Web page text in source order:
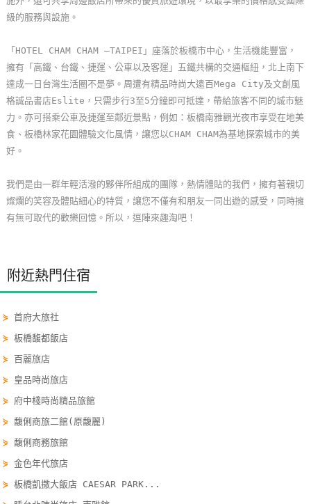
服
顧
客
滿
意
度
訂
單
管
會
帳
戶
客
服
聯
絡
級的服務與設施。
「HOTEL CHAM CHAM –TAIPEI」座落於板橋市中心，生活機能豐富，
擁有「高鐵、台鐵、捷運、公車以及客運」五鐵共構的交通樞紐，北上南下
達成一日台灣生活圈不是夢。周遭有精品時尚大遠百Mega City及文創風
格誠品書店Eslite，只需步行3至5分鐘即可抵達，帶給旅客不同的城市魅
力。亦可搭乘公車及捷運至鄰近景點，例如：板橋南雅觀光夜市享受在地美
食、板橋林家花園體驗文化風情，讓您以CHAM CHAM為基地探索城市的美
好。
我們是由一群年輕活潑的夥伴所組成的團隊，熱情體貼的我們，擁有著親切
燦爛的笑容及體貼細心的特質，讓您不僅有和朋友一同出遊的感受，同時擁
有無可取代的歡樂回憶。所以，逗陣來趣淘吧！
附近熱門住宿
⋟首府大旅社
⋟板橋馥都飯店
⋟百麗旅店
⋟ 皇品時尚旅店
⋟ 府中棧時尚精品旅館
⋟馥俐商旅二館(原馥麗)
⋟馥俐商務旅館
⋟金色年代旅店
⋟板橋凱撒大飯店 CAESAR PARK...